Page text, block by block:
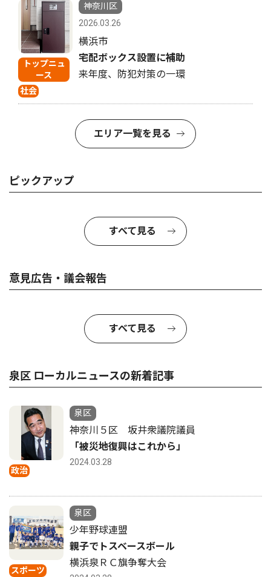
トップニュ
ース
社会
神奈川区
2026.03.26
横浜市
宅配ボックス設置に補助
来年度、防犯対策の一環
エリア一覧を見る
ピックアップ
すべて見る
意見広告・議会報告
すべて見る
泉区 ローカルニュースの新着記事
政治
泉区
神奈川５区 坂井衆議院議員
「被災地復興はこれから」
2024.03.28
スポーツ
泉区
少年野球連盟
親子でトスベースボール
横浜泉ＲＣ旗争奪大会